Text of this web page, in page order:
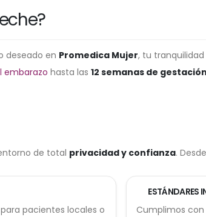
deseado en Promedica Mujer, tu
embarazo hasta las 12 semanas de gestación
de total privacidad y confianza.
pacientes locales o
ESTÁNDARES
Cumplimos